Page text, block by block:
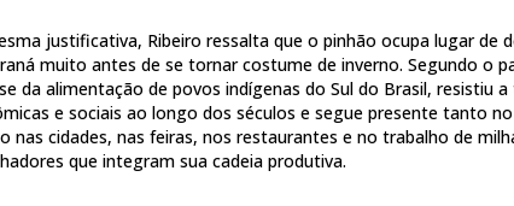
justificativa, Ribeiro ressalta que o pinhão ocupa lugar de
muito antes de se tornar costume de inverno. Segundo o
da alimentação de povos indígenas do Sul do Brasil, resistiu
e sociais ao longo dos séculos e segue presente tanto
nas cidades, nas feiras, nos restaurantes e no trabalho de
que integram sua cadeia produtiva.